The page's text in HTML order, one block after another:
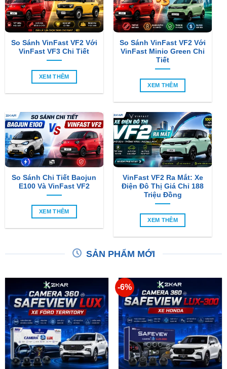
So Sánh VinFast VF2 Với
VinFast VF3 Chi Tiết
XEM THÊM
So Sánh VinFast VF2 Với
VinFast Minio Green Chi
Tiết
XEM THÊM
So Sánh Chi Tiết Baojun
E100 Và VinFast VF2
XEM THÊM
VinFast VF2 Ra Mắt: Xe
Điện Đô Thị Giá Chỉ 188
Triệu Đồng
XEM THÊM
SẢN PHẨM MỚI
Camera 360 SAFEVIEW
Camera 360 Dành Riêng